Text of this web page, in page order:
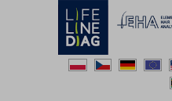
Lifelinediag
Elemental Hair Analysis